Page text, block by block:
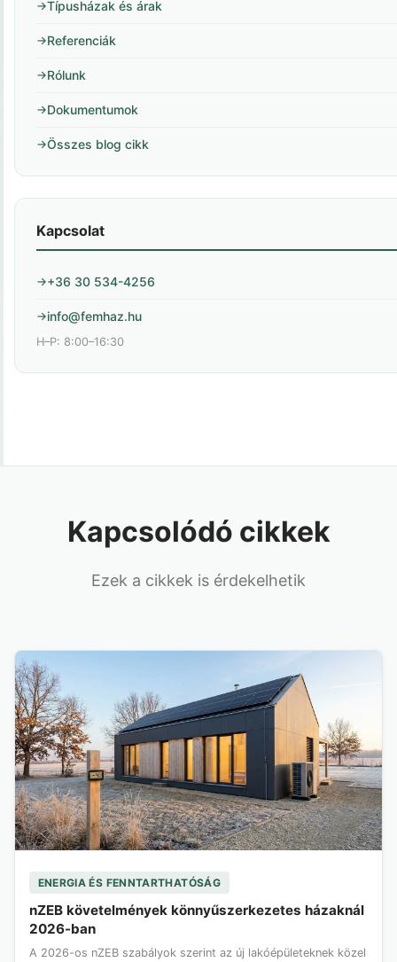
Típusházak és árak
Referenciák
Rólunk
Dokumentumok
Összes blog cikk
Kapcsolat
+36 30 534-4256
info@femhaz.hu
H–P: 8:00–16:30
Kapcsolódó cikkek
Ezek a cikkek is érdekelhetik
ENERGIA ÉS FENNTARTHATÓSÁG
nZEB követelmények könnyűszerkezetes házaknál
2026-ban
A 2026-os nZEB szabályok szerint az új lakóépületeknek közel